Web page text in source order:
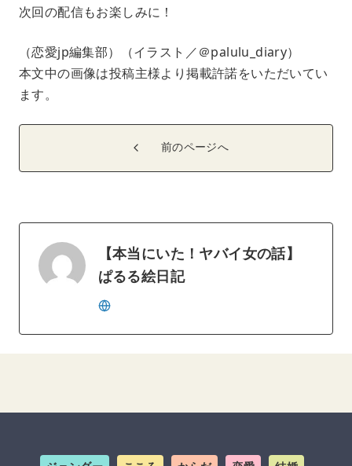
次回の配信もお楽しみに！
（恋愛jp編集部）（イラスト／＠palulu_diary）
本文中の画像は投稿主様より掲載許諾をいただいてい
ます。
前のページへ
【本当にいた！ヤバイ女の話】
ぱるる絵日記